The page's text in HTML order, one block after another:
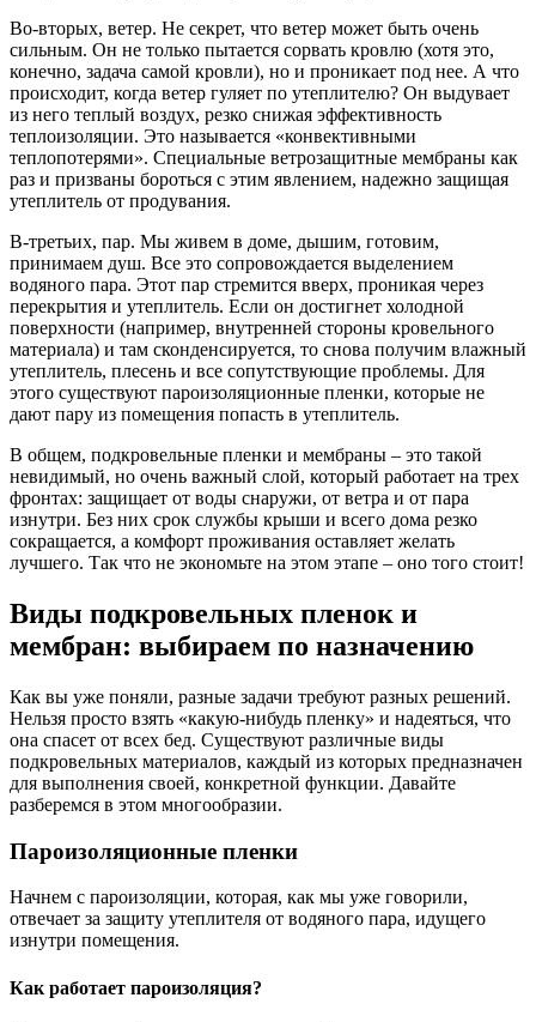
Во-вторых, ветер. Не секрет, что ветер может быть очень
сильным. Он не только пытается сорвать кровлю (хотя это,
конечно, задача самой кровли), но и проникает под нее. А что
происходит, когда ветер гуляет по утеплителю? Он выдувает
из него теплый воздух, резко снижая эффективность
теплоизоляции. Это называется «конвективными
теплопотерями». Специальные ветрозащитные мембраны как
раз и призваны бороться с этим явлением, надежно защищая
утеплитель от продувания.
В-третьих, пар. Мы живем в доме, дышим, готовим,
принимаем душ. Все это сопровождается выделением
водяного пара. Этот пар стремится вверх, проникая через
перекрытия и утеплитель. Если он достигнет холодной
поверхности (например, внутренней стороны кровельного
материала) и там сконденсируется, то снова получим влажный
утеплитель, плесень и все сопутствующие проблемы. Для
этого существуют пароизоляционные пленки, которые не
дают пару из помещения попасть в утеплитель.
В общем, подкровельные пленки и мембраны – это такой
невидимый, но очень важный слой, который работает на трех
фронтах: защищает от воды снаружи, от ветра и от пара
изнутри. Без них срок службы крыши и всего дома резко
сокращается, а комфорт проживания оставляет желать
лучшего. Так что не экономьте на этом этапе – оно того стоит!
Виды подкровельных пленок и
мембран: выбираем по назначению
Как вы уже поняли, разные задачи требуют разных решений.
Нельзя просто взять «какую-нибудь пленку» и надеяться, что
она спасет от всех бед. Существуют различные виды
подкровельных материалов, каждый из которых предназначен
для выполнения своей, конкретной функции. Давайте
разберемся в этом многообразии.
Пароизоляционные пленки
Начнем с пароизоляции, которая, как мы уже говорили,
отвечает за защиту утеплителя от водяного пара, идущего
изнутри помещения.
Как работает пароизоляция?